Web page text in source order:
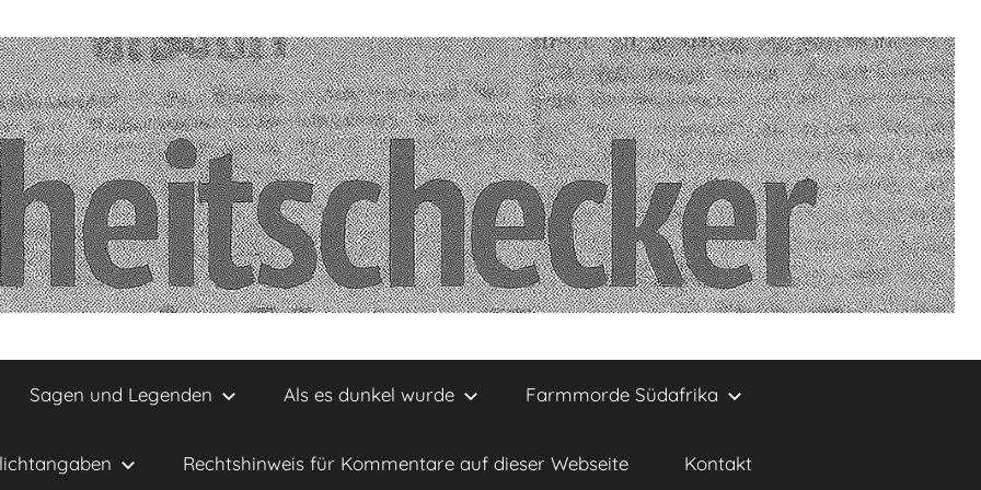
Sagen und Legenden Als es dunkel wurde Farmmorde Südafrika
Rechtshinweis für Kommentare auf dieser Webseite Kontakt